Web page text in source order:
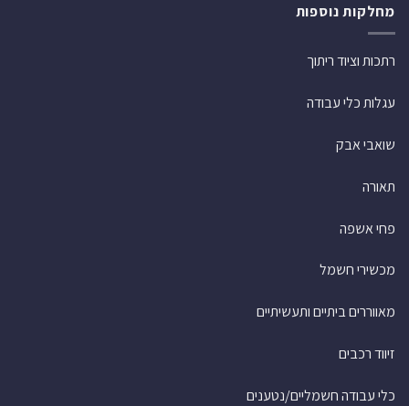
מחלקות נוספות
רתכות וציוד ריתוך
עגלות כלי עבודה
שואבי אבק
תאורה
פחי אשפה
מכשירי חשמל
מאווררים ביתיים ותעשיתיים
זיווד רכבים
כלי עבודה חשמליים/נטענים